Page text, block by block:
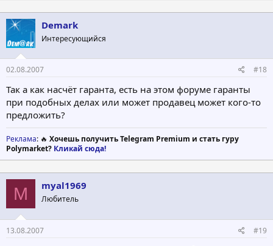
Demark
Интересующийся
02.08.2007 #18
Так а как насчёт гаранта, есть на этом форуме гаранты
при подобных делах или может продавец может кого-то
предложить?
Реклама: 🔥 Хочешь получить Telegram Premium и стать гуру
Polymarket? Кликай сюда!
M myal1969
Любитель
13.08.2007 #19